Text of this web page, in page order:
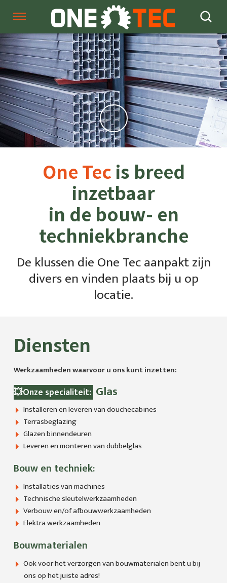
links
Spring
naar
de
inhoud
Spring
naar
navigatie
HOME
DIENSTEN
OVER ONE TEC
ZZP'ERS GEZOCHT
CONTACT
OFFERTE
CAMPER PIONEER
One Tec is breed
inzetbaar
in de bouw- en
techniekbranche
De klussen die One Tec aanpakt zijn
divers en vinden plaats bij u op
locatie.
Diensten
Werkzaamheden waarvoor u ons kunt inzetten:
💥Onze specialiteit:Glas
Installeren en leveren van douchecabines
Terrasbeglazing
Glazen binnendeuren
Leveren en monteren van dubbelglas
Bouw en techniek:
Installaties van machines
Technische sleutelwerkzaamheden
Verbouw en/of afbouwwerkzaamheden
Elektra werkzaamheden
Bouwmaterialen
Ook voor het verzorgen van bouwmaterialen bent u bij
ons op het juiste adres!